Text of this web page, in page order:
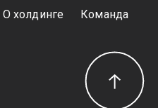
О холдинге Команда